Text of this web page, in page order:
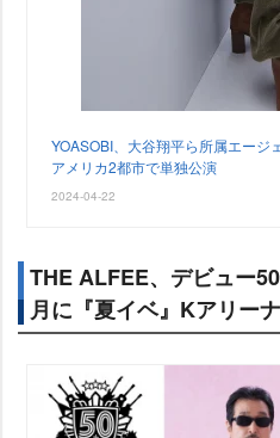
YOASOBI、大谷翔平ら所属エー
アメリカ2都市で単独公演
2024-04-22
THE ALFEE、デビュー
月に『夏イベ』Kアリー